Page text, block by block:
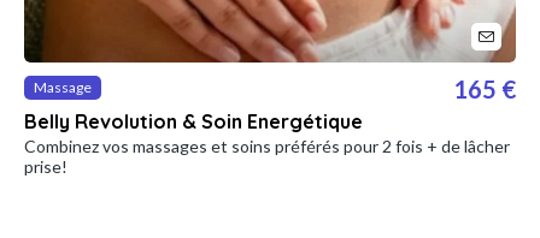
Massage
Belly Revolution & Soin Energétique
165 €
Combinez vos massages et soins préférés pour 2 fois + de lâcher
prise!